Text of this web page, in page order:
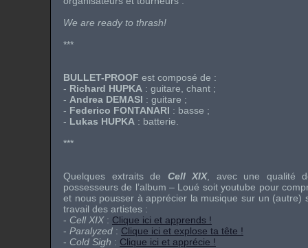
We are ready to thrash!
***
BULLET-PROOF est composé de :
- Richard HUPKA : guitare, chant ;
- Andrea DEMASI : guitare ;
- Federico FONTANARI : basse ;
- Lukas HUPKA : batterie.
***
Quelques extraits de Cell XIX, avec une qualité
possesseurs de l’album – Loué soit youtube pour
et nous pousser à apprécier la musique sur un (autre)
travail des artistes :
- Cell XIX: Clique ici et apprends !
- Paralyzed : Clique ici et explose ta tête !
- Cold Sigh : Clique ici et apprécie !